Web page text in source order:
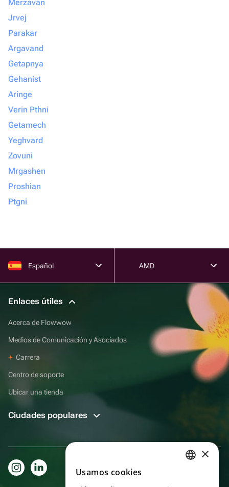
Merzavan
Jrvej
Parakar
Argavand
Getapnya
Gehanist
Aringe
Verin Pthni
Getamech
Yeghvard
Zovuni
Mrgashen
Proshian
Ptgni
Español AMD
Enlaces útiles
Acerca de Flowwow
Medios de Comunicación y Asociados
Carrera
Centro de soporte
Ubicar una tienda
Ciudades populares
×
Usamos cookies